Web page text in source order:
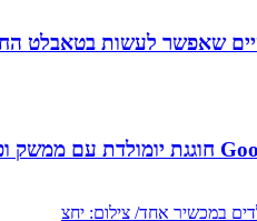
שאפשר לעשות בטאבלט